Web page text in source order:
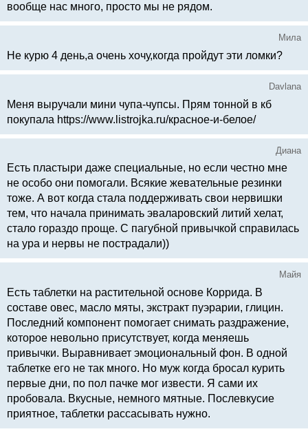
вообще нас много, просто мы не рядом.
Мила
Не курю 4 день,а очень хочу,когда пройдут эти ломки?
Davlana
Меня выручали мини чупа-чупсы. Прям тонной в кб
покупала https://www.listrojka.ru/красное-и-белое/
Диана
Есть пластыри даже специальные, но если честно мне
не особо они помогали. Всякие жевательные резинки
тоже. А вот когда стала поддерживать свои нервишки
тем, что начала принимать эваларовский литий хелат,
стало гораздо проще. С пагубной привычкой справилась
на ура и нервы не пострадали))
Майя
Есть таблетки на растительной основе Коррида. В
составе овес, масло мяты, экстракт пуэрарии, глицин.
Последний компонент помогает снимать раздражение,
которое невольно присутствует, когда меняешь
привычки. Выравнивает эмоциональный фон. В одной
таблетке его не так много. Но муж когда бросал курить
первые дни, по пол пачке мог извести. Я сами их
пробовала. Вкусные, немного мятные. Послевкусие
приятное, таблетки рассасывать нужно.